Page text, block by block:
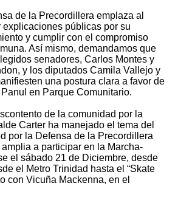
de la Precordillera emplaza al
públicas por su
y cumplir con el compromiso
Así mismo, demandamos que
senadores, Carlos Montes y
y los diputados Camila Vallejo y
una postura clara a favor de
en Parque Comunitario.
de la comunidad por la
Carter ha manejado el tema del
por la Defensa de la Precordillera
a participar en la Marcha-
el sábado 21 de Diciembre, desde
el Metro Trinidad hasta el “Skate
con Vicuña Mackenna, en el